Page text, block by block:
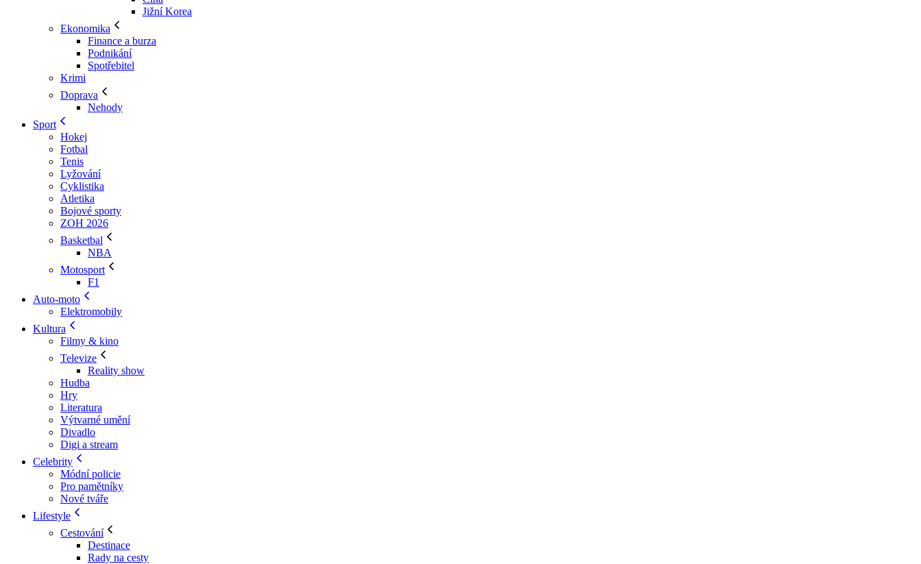
Jižní Korea
Ekonomika
Finance a burza
Podnikání
Spotřebitel
Krimi
Doprava
Nehody
Sport
Hokej
Fotbal
Tenis
Lyžování
Cyklistika
Atletika
Bojové sporty
ZOH 2026
Basketbal
NBA
Motosport
F1
Auto-moto
Elektromobily
Kultura
Filmy & kino
Televize
Reality show
Hudba
Hry
Literatura
Výtvarné umění
Divadlo
Digi a stream
Celebrity
Módní policie
Pro pamětníky
Nové tváře
Lifestyle
Cestování
Destinace
Rady na cesty